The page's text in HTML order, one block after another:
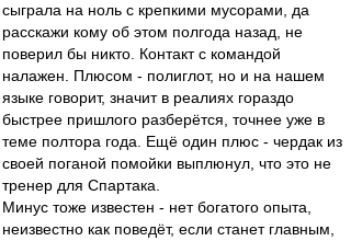
сыграла на ноль с крепкими мусорами, да
расскажи кому об этом полгода назад, не
поверил бы никто. Контакт с командой
налажен. Плюсом - полиглот, но и на нашем
языке говорит, значит в реалиях гораздо
быстрее пришлого разберётся, точнее уже в
теме полтора года. Ещё один плюс - чердак из
своей поганой помойки выплюнул, что это не
тренер для Спартака.
Минус тоже известен - нет богатого опыта,
неизвестно как поведёт, если станет главным,